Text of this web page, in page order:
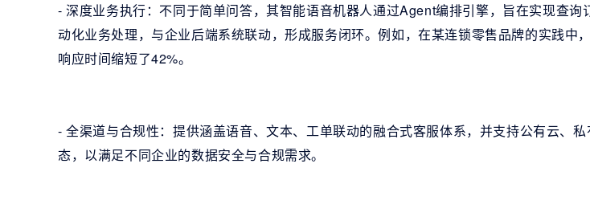
- 深度业务执行：不同于简单问答，其智能语音机器人通过Agent编排引擎，旨在实现查询
动化业务处理，与企业后端系统联动，形成服务闭环。例如，在某连锁零售品牌的实践中
响应时间缩短了42%。
- 全渠道与合规性：提供涵盖语音、文本、工单联动的融合式客服体系，并支持公有云、
态，以满足不同企业的数据安全与合规需求。